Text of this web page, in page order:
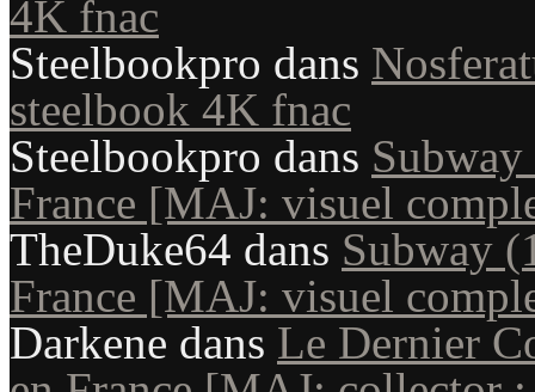
4K fnac
Steelbookpro dans
steelbook 4K fnac
Steelbookpro dans
France [MAJ: visuel
TheDuke64 dans Subway
France [MAJ: visuel
Darkene dans Le Dernier